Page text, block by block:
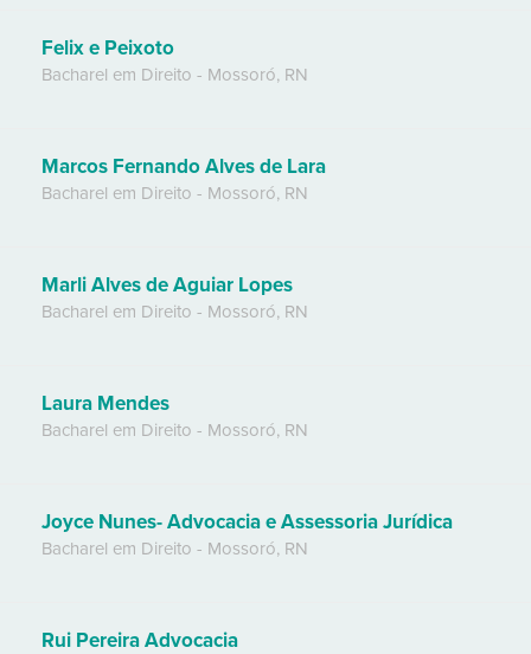
Felix e Peixoto
Bacharel em Direito - Mossoró, RN
Marcos Fernando Alves de Lara
Bacharel em Direito - Mossoró, RN
Marli Alves de Aguiar Lopes
Bacharel em Direito - Mossoró, RN
Laura Mendes
Bacharel em Direito - Mossoró, RN
Joyce Nunes- Advocacia e Assessoria Jurídica
Bacharel em Direito - Mossoró, RN
Rui Pereira Advocacia